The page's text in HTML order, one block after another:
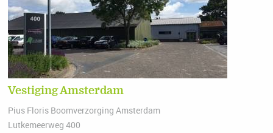
Vestiging Amsterdam
Pius Floris Boomverzorging Amsterdam
Lutkemeerweg 400